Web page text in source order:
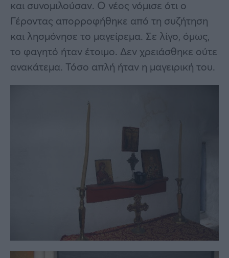
και συνομιλούσαν. Ο νέος νόμισε ότι ο
Γέροντας απορροφήθηκε από τη συζήτηση
και λησμόνησε το μαγείρεμα. Σε λίγο, όμως,
το φαγητό ήταν έτοιμο. Δεν χρειάσθηκε ούτε
ανακάτεμα. Τόσο απλή ήταν η μαγειρική του.